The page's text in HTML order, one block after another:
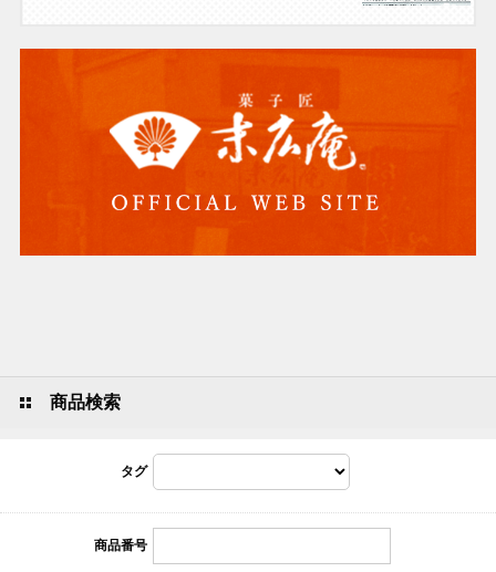
商品検索
タグ
商品番号